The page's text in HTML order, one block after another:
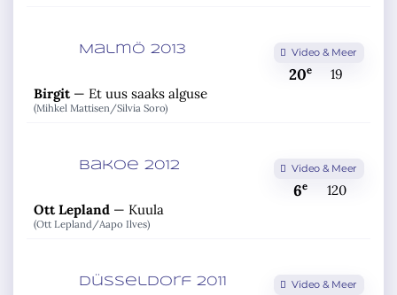
Malmö 2013
Birgit— Et uus saaks alguse
(Mihkel Mattisen/Silvia Soro)
Video & Meer
20e 19
Bakoe 2012
Ott Lepland— Kuula
(Ott Lepland/Aapo Ilves)
Video & Meer
6e 120
Düsseldorf 2011 Video & Meer